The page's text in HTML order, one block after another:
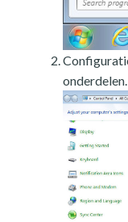
onderdelen.